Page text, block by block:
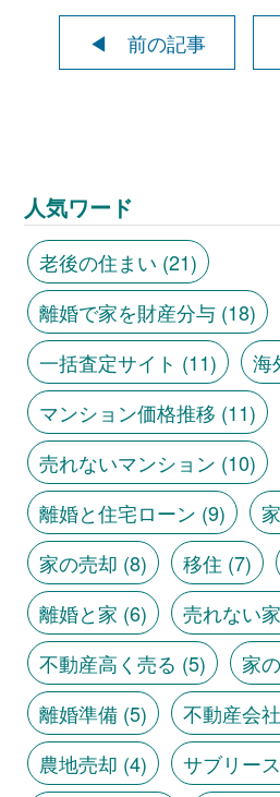
◀ 前の記事
人気ワード
老後の住まい (21)
離婚で家を財産分与(18)
一括査定サイト (11) 海
マンション価格推移 (11)
売れないマンション (10)
離婚と住宅ローン (9)
家の売却 (8) 移住 (7)
離婚と家 (6) 売れない家
不動産高く売る (5) 家
離婚準備(5) 不動産会
農地売却 (4) サブリース